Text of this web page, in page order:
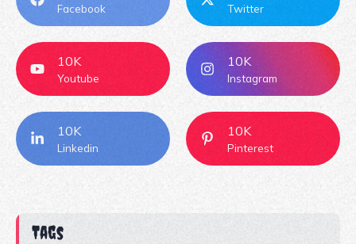
Facebook Twitter
10K
Youtube
10K
Instagram
10K
Linkedin
10K
Pinterest
Tags